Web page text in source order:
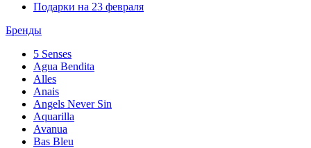
Подарки на 23 февраля
Бренды
5 Senses
Agua Bendita
Alles
Anais
Angels Never Sin
Aquarilla
Avanua
Bas Bleu